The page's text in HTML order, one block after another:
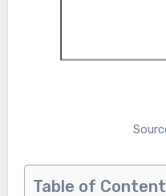
Table of